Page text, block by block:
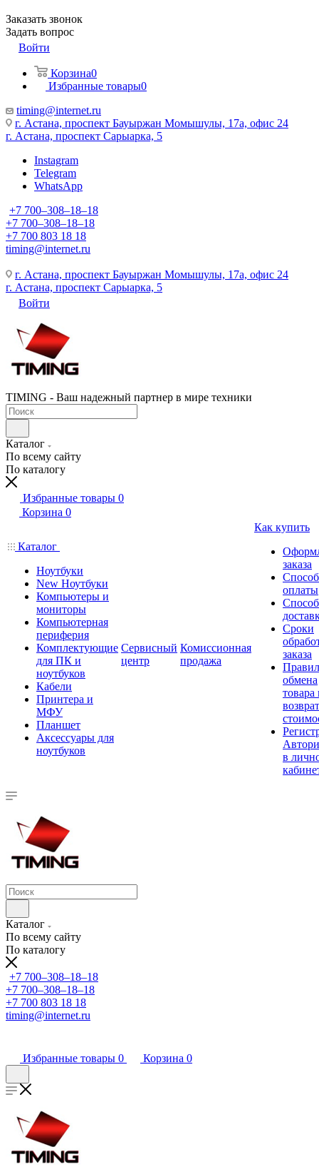
Заказать звонок
Задать вопрос
Войти
Корзина0
Избранные товары0
timing@internet.ru
г. Астана, проспект Бауыржан Момышулы, 17а, офис 24
г. Астана, проспект Сарыарка, 5
Instagram
Telegram
WhatsApp
+7 700‒308‒18‒18
+7 700‒308‒18‒18
+7 700 803 18 18
timing@internet.ru
г. Астана, проспект Бауыржан Момышулы, 17а, офис 24
г. Астана, проспект Сарыарка, 5
Войти
TIMING - Ваш надежный партнер в мире техники
Каталог
По всему сайту
По каталогу
Избранные товары 0
Корзина 0
Каталог
Ноутбуки
New Ноутбуки
Компьютеры и
мониторы
Компьютерная
периферия
Комплектующие
для ПК и
ноутбуков
Кабели
Принтера и
МФУ
Планшет
Аксессуары для
ноутбуков
Сервисный
центр
Комиссионная
продажа
Как купить
заказа
оплаты
Сроки
заказа
обмена
товара
в
Каталог
По всему сайту
По каталогу
+7 700‒308‒18‒18
+7 700‒308‒18‒18
+7 700 803 18 18
timing@internet.ru
Избранные товары 0 Корзина 0